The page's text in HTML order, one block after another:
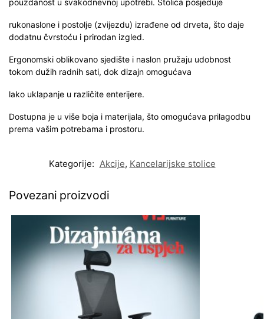
pouzdanost u svakodnevnoj upotrebi. Stolica posjeduje
rukonaslone i postolje (zvijezdu) izrađene od drveta, što daje
dodatnu čvrstoću i prirodan izgled.
Ergonomski oblikovano sjedište i naslon pružaju udobnost
tokom dužih radnih sati, dok dizajn omogućava
lako uklapanje u različite enterijere.
Dostupna je u više boja i materijala, što omogućava prilagodbu
prema vašim potrebama i prostoru.
Kategorije: Akcije, Kancelarijske stolice
Povezani proizvodi